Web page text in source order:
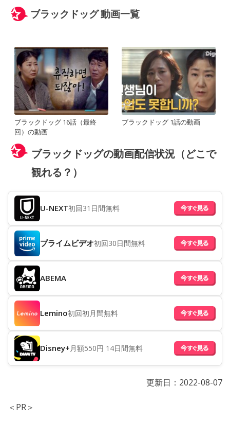
ブラックドッグ 動画一覧
ブラックドッグ 16話（最終
回）の動画
ブラックドッグ 1話の動画
ブラックドッグの動画配信状況（どこで
観れる？）
U-NEXT初回31日間無料
プライムビデオ初回30日間無料
ABEMA
Lemino初回初月間無料
Disney+月額550円 14日間無料
更新日： 2022-08-07
＜PR＞